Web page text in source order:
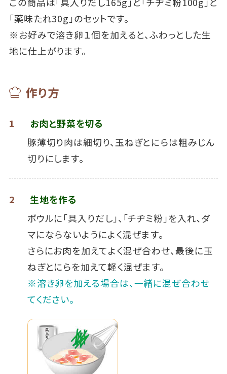
「薬味たれ30g」のセットです。
※お好みで溶き卵１個を加えると、ふわっとした生
地に仕上がります。
作り方
1
お肉と野菜を切る
豚薄切り肉は細切り、玉ねぎとにらは粗みじん
切りにします。
2
生地を作る
ボウルに「具入りだし」、｢チヂミ粉｣を入れ､ダ
マにならないようによく混ぜます。
さらにお肉を加えてよく混ぜ合わせ、最後に玉
ねぎとにらを加えて軽く混ぜます。
※溶き卵を加える場合は、一緒に混ぜ合わせ
てください。